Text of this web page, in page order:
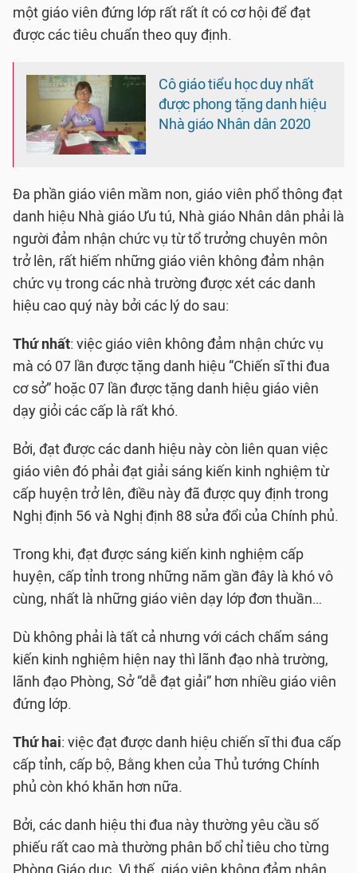
một giáo viên đứng lớp rất rất ít có cơ hội để đạt
được các tiêu chuẩn theo quy định.
Cô giáo tiểu học duy nhất
được phong tặng danh hiệu
Nhà giáo Nhân dân 2020
Đa phần giáo viên mầm non, giáo viên phổ thông đạt
danh hiệu Nhà giáo Ưu tú, Nhà giáo Nhân dân phải là
người đảm nhận chức vụ từ tổ trưởng chuyên môn
trở lên, rất hiếm những giáo viên không đảm nhận
chức vụ trong các nhà trường được xét các danh
hiệu cao quý này bởi các lý do sau:
Thứ nhất: việc giáo viên không đảm nhận chức vụ
mà có 07 lần được tặng danh hiệu “Chiến sĩ thi đua
cơ sở” hoặc 07 lần được tặng danh hiệu giáo viên
dạy giỏi các cấp là rất khó.
Bởi, đạt được các danh hiệu này còn liên quan việc
giáo viên đó phải đạt giải sáng kiến kinh nghiệm từ
cấp huyện trở lên, điều này đã được quy định trong
Nghị định 56 và Nghị định 88 sửa đổi của Chính phủ.
Trong khi, đạt được sáng kiến kinh nghiệm cấp
huyện, cấp tỉnh trong những năm gần đây là khó vô
cùng, nhất là những giáo viên dạy lớp đơn thuần…
Dù không phải là tất cả nhưng với cách chấm sáng
kiến kinh nghiệm hiện nay thì lãnh đạo nhà trường,
lãnh đạo Phòng, Sở “dễ đạt giải” hơn nhiều giáo viên
đứng lớp.
Thứ hai: việc đạt được danh hiệu chiến sĩ thi đua cấp
cấp tỉnh, cấp bộ, Bằng khen của Thủ tướng Chính
phủ còn khó khăn hơn nữa.
Bởi, các danh hiệu thi đua này thường yêu cầu số
phiếu rất cao mà thường phân bổ chỉ tiêu cho từng